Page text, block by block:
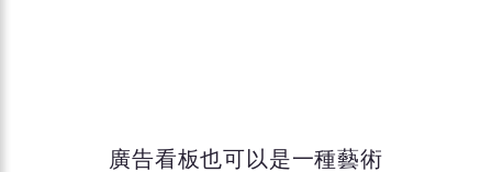
廣告看板也可以是一種藝術